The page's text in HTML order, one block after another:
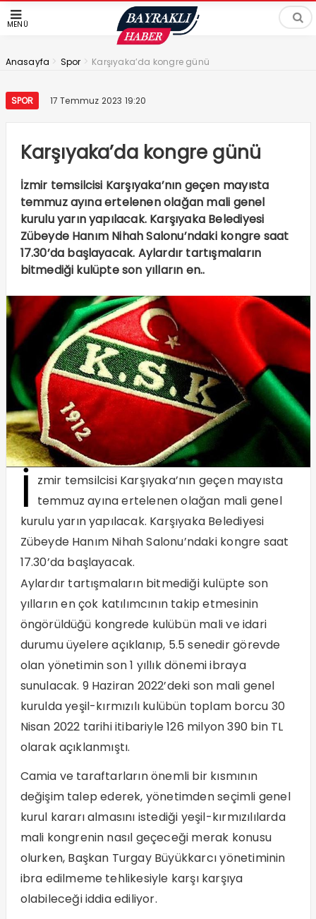
MENÜ
Anasayfa > Spor > Karşıyaka’da kongre günü
SPOR 17 Temmuz 2023 19:20
Karşıyaka’da kongre günü
İzmir temsilcisi Karşıyaka’nın geçen mayısta
temmuz ayına ertelenen olağan mali genel
kurulu yarın yapılacak. Karşıyaka Belediyesi
Zübeyde Hanım Nihah Salonu’ndaki kongre saat
17.30’da başlayacak. Aylardır tartışmaların
bitmediği kulüpte son yılların en..
İ zmir temsilcisi Karşıyaka’nın geçen mayısta
temmuz ayına ertelenen olağan mali genel
kurulu yarın yapılacak. Karşıyaka Belediyesi
Zübeyde Hanım Nihah Salonu’ndaki kongre saat
17.30’da başlayacak.
Aylardır tartışmaların bitmediği kulüpte son
yılların en çok katılımcının takip etmesinin
öngörüldüğü kongrede kulübün mali ve idari
durumu üyelere açıklanıp, 5.5 senedir görevde
olan yönetimin son 1 yıllık dönemi ibraya
sunulacak. 9 Haziran 2022’deki son mali genel
kurulda yeşil-kırmızılı kulübün toplam borcu 30
Nisan 2022 tarihi itibariyle 126 milyon 390 bin TL
olarak açıklanmıştı.
Camia ve taraftarların önemli bir kısmının
değişim talep ederek, yönetimden seçimli genel
kurul kararı almasını istediği yeşil-kırmızılılarda
mali kongrenin nasıl geçeceği merak konusu
olurken, Başkan Turgay Büyükkarcı yönetiminin
ibra edilmeme tehlikesiyle karşı karşıya
olabileceği iddia ediliyor.